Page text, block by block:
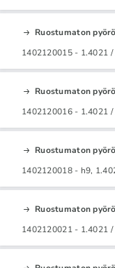
Ruostumaton
1402120015 - 1.4021 /
Ruostumaton
1402120016 - 1.4021 /
Ruostumaton
1402120018 - h9,
Ruostumaton
1402120021 - 1.4021 /